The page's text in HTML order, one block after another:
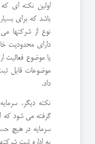
اولین نکته ای
باشد که برای
نوع از شرکتها
دارای محدودیت
یا موضوع فعالیت
موضوعات قابل
داد.
نکته دیگر،
گرفته می شود که
سرمایه در هیچ